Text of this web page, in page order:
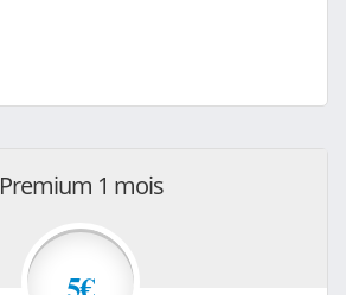
Premium 1 mois